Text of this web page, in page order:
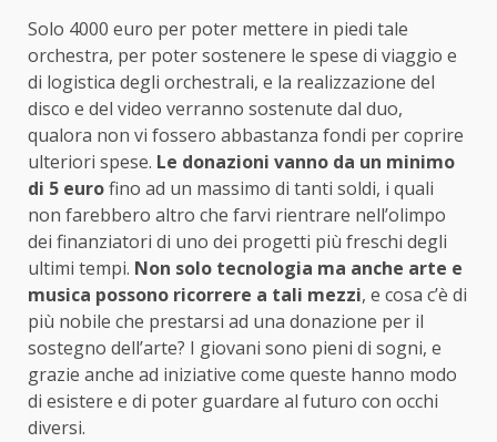
Solo 4000 euro per poter mettere in piedi tale
orchestra, per poter sostenere le spese di viaggio e
di logistica degli orchestrali, e la realizzazione del
disco e del video verranno sostenute dal duo,
qualora non vi fossero abbastanza fondi per coprire
ulteriori spese. Le donazioni vanno da un minimo
di 5 eurofino ad un massimo di tanti soldi, i quali
non farebbero altro che farvi rientrare nell’olimpo
dei finanziatori di uno dei progetti più freschi degli
ultimi tempi. Non solo tecnologia ma anche arte e
musica possono ricorrere a tali mezzi, e cosa c’è di
più nobile che prestarsi ad una donazione per il
sostegno dell’arte? I giovani sono pieni di sogni, e
grazie anche ad iniziative come queste hanno modo
di esistere e di poter guardare al futuro con occhi
diversi.